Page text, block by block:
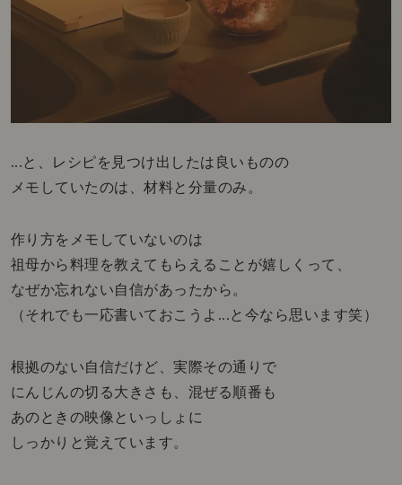
...と、レシピを見つけ出したは良いものの
メモしていたのは、材料と分量のみ。
作り方をメモしていないのは
祖母から料理を教えてもらえることが嬉しくって、
なぜか忘れない自信があったから。
（それでも一応書いておこうよ...と今なら思います笑）
根拠のない自信だけど、実際その通りで
にんじんの切る大きさも、混ぜる順番も
あのときの映像といっしょに
しっかりと覚えています。